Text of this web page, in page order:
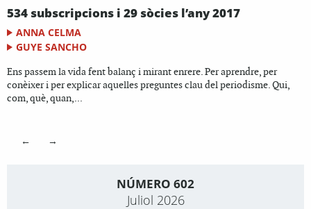
534 subscripcions i 29 sòcies l’any 2017
ANNA CELMA
GUYE SANCHO
Ens passem la vida fent balanç i mirant enrere. Per aprendre, per
conèixer i per explicar aquelles preguntes clau del periodisme. Qui,
com, què, quan,...
← →
NÚMERO 602
Juliol 2026